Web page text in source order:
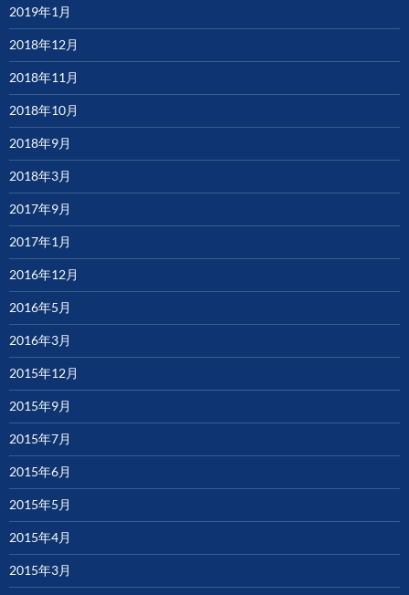
2019年1月
2018年12月
2018年11月
2018年10月
2018年9月
2018年3月
2017年9月
2017年1月
2016年12月
2016年5月
2016年3月
2015年12月
2015年9月
2015年7月
2015年6月
2015年5月
2015年4月
2015年3月